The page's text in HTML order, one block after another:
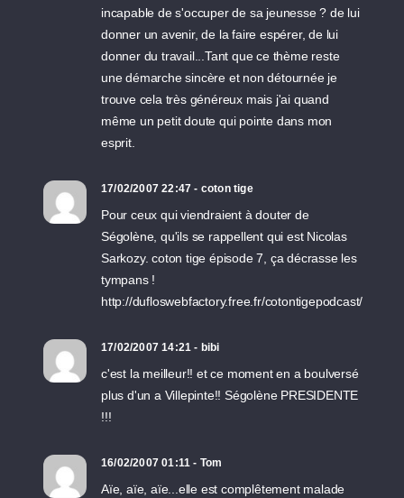
incapable de s'occuper de sa jeunesse ? de lui
donner un avenir, de la faire espérer, de lui
donner du travail...Tant que ce thème reste
une démarche sincère et non détournée je
trouve cela très généreux mais j'ai quand
même un petit doute qui pointe dans mon
esprit.
17/02/2007 22:47 - coton tige
Pour ceux qui viendraient à douter de
Ségolène, qu'ils se rappellent qui est Nicolas
Sarkozy. coton tige épisode 7, ça décrasse les
tympans !
http://dufloswebfactory.free.fr/cotontigepodcast/
17/02/2007 14:21 - bibi
c'est la meilleur!! et ce moment en a boulversé
plus d'un a Villepinte!! Ségolène PRESIDENTE
!!!
16/02/2007 01:11 - Tom
Aïe, aïe, aïe...elle est complêtement malade